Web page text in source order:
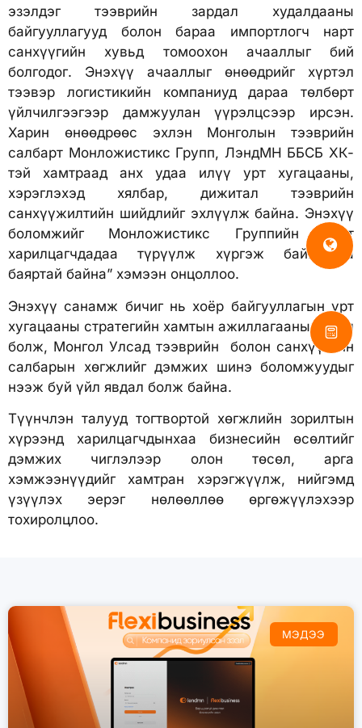
эзэлдэг тээврийн зардал худалдааны
байгууллагууд болон бараа импортлогч нарт
санхүүгийн хувьд томоохон ачааллыг бий
болгодог. Энэхүү ачааллыг өнөөдрийг хүртэл
тээвэр логистикийн компаниуд дараа төлбөрт
үйлчилгээгээр дамжуулан үүрэлцсээр ирсэн.
Харин өнөөдрөөс эхлэн Монголын тээврийн
салбарт Монложистикс Групп, ЛэндМН ББСБ ХК-
тэй хамтраад анх удаа илүү урт хугацааны,
хэрэглэхэд хялбар, дижитал тээврийн
санхүүжилтийн шийдлийг эхлүүлж байна. Энэхүү
боломжийг Монложистикс Группийн нийт
харилцагчдадаа түрүүлж хүргэж байгаадаа
баяртай байна” хэмээн онцоллоо.
Энэхүү санамж бичиг нь хоёр байгууллагын урт
хугацааны стратегийн хамтын ажиллагааны эхлэл
болж, Монгол Улсад тээврийн болон санхүүгийн
салбарын хөгжлийг дэмжих шинэ боломжуудыг
нээж буй үйл явдал болж байна.
Түүнчлэн талууд тогтвортой хөгжлийн зорилтын
хүрээнд харилцагчдынхаа бизнесийн өсөлтийг
дэмжих чиглэлээр олон төсөл, арга
хэмжээнүүдийг хамтран хэрэгжүүлж, нийгэмд
үзүүлэх эерэг нөлөөллөө өргөжүүлэхээр
тохиролцлоо.
МЭДЭЭ